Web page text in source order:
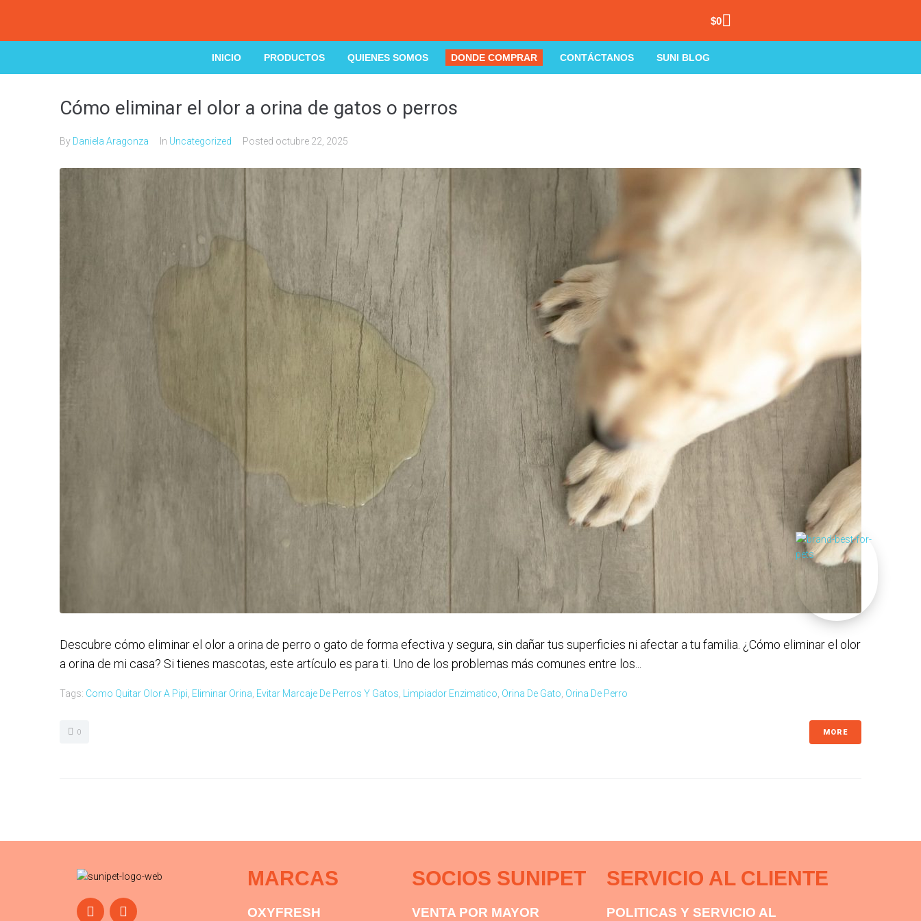
$0
INICIO PRODUCTOS QUIENES SOMOS DONDE COMPRAR CONTÁCTANOS SUNI BLOG
Cómo eliminar el olor a orina de gatos o perros
By Daniela Aragonza In Uncategorized Posted octubre 22, 2025
Descubre cómo eliminar el olor a orina de perro o gato de forma efectiva y segura, sin dañar tus superficies ni afectar a tu familia. ¿Cómo eliminar el olor
a orina de mi casa? Si tienes mascotas, este artículo es para ti. Uno de los problemas más comunes entre los...
Tags: Como Quitar Olor A Pipi Eliminar Orina Evitar Marcaje De Perros Y Gatos Limpiador Enzimatico Orina De Gato Orina De Perro
0 MORE
MARCAS
OXYFRESH
SOCIOS SUNIPET
VENTA POR MAYOR
SERVICIO AL CLIENTE
POLITICAS Y SERVICIO AL